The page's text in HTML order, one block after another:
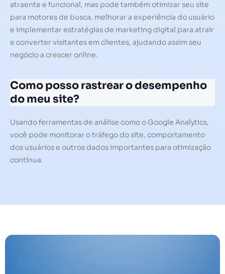
atraente e funcional, mas pode também otimizar seu site
para motores de busca, melhorar a experiência do usuário
e implementar estratégias de marketing digital para atrair
e converter visitantes em clientes, ajudando assim seu
negócio a crescer online.
Como posso rastrear o desempenho
do meu site?
Usando ferramentas de análise como o Google Analytics,
você pode monitorar o tráfego do site, comportamento
dos usuários e outros dados importantes para otimização
contínua.